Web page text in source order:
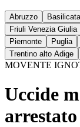
Abruzzo Basilicata
Friuli Venezia Giulia
Piemonte
Puglia
Trentino alto Adige
MOVENTE
Uccide
arrestato